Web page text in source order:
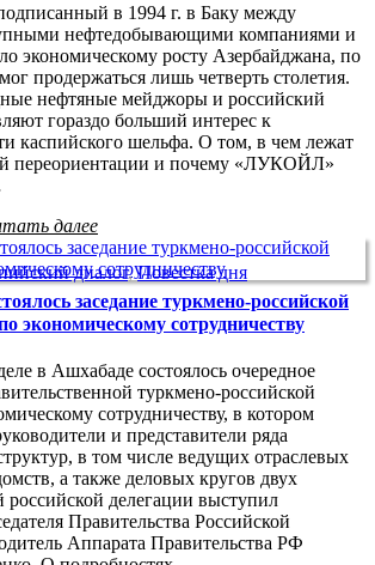
в 1994 г. в Баку между
нефтедобывающими компаниями и
экономическому росту Азербайджана, по
продержаться лишь четверть столетия.
нефтяные мейджоры и российский
гораздо больший интерес к
каспийского шельфа. О том, в чем лежат
переориентации и почему «ЛУКОЙЛ»
далее
диалог,Повестка дня
заседание туркмено-российской
экономическому сотрудничеству
в Ашхабаде состоялось очередное
туркмено-российской
сотрудничеству, в котором
и представители ряда
в том числе ведущих отраслевых
а также деловых кругов двух
российской делегации выступил
Правительства Российской
Аппарата Правительства РФ